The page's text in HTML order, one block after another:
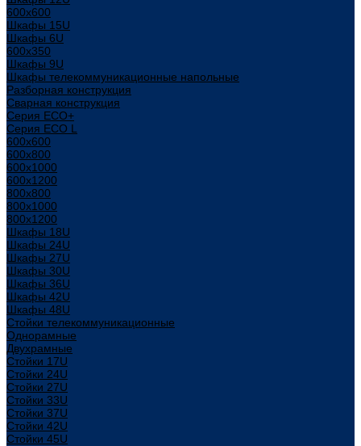
600x600
Шкафы 15U
Шкафы 6U
600x350
Шкафы 9U
Шкафы телекоммуникационные напольные
Разборная конструкция
Сварная конструкция
Серия ECO+
Серия ECO L
600x600
600x800
600х1000
600х1200
800x800
800х1000
800х1200
Шкафы 18U
Шкафы 24U
Шкафы 27U
Шкафы 30U
Шкафы 36U
Шкафы 42U
Шкафы 48U
Стойки телекоммуникационные
Однорамные
Двухрамные
Стойки 17U
Стойки 24U
Стойки 27U
Стойки 33U
Стойки 37U
Стойки 42U
Стойки 45U